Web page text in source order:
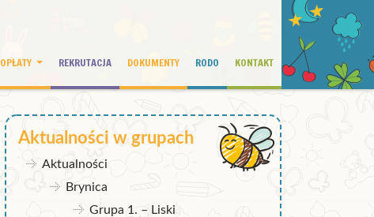
OPŁATY REKRUTACJA DOKUMENTY RODO KONTAKT
Aktualności w grupach
Aktualności
Brynica
Grupa 1. – Liski